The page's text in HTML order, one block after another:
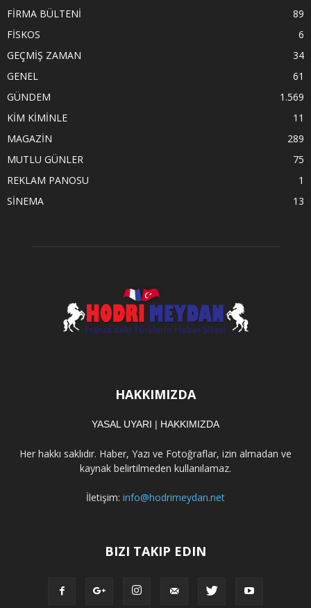
FİRMA BÜLTENİ
89
FİSKOS
6
GEÇMİŞ ZAMAN
34
GENEL
61
GÜNDEM
1.569
KİM KİMİNLE
11
MAGAZİN
289
MUTLU GÜNLER
75
REKLAM PANOSU
1
SİNEMA
13
HAKKIMIZDA
YASAL UYARI | HAKKIMIZDA
Her hakkı saklıdır. Haber, Yazı ve Fotoğraflar, izin almadan ve
kaynak belirtilmeden kullanılamaz.
İletişim: info@hodrimeydan.net
BIZI TAKIP EDIN